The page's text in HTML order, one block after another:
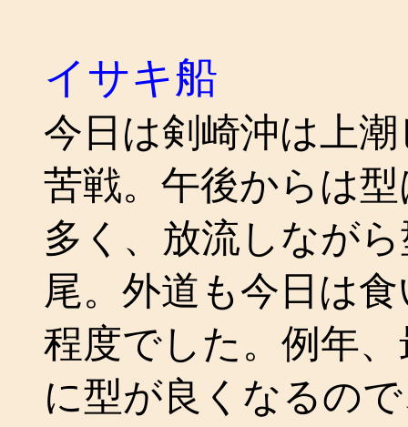
イサキ船
今日は剣崎沖は上
苦戦。午後からは
多く、放流しなが
尾。外道も今日は
程度でした。例年
に型が良くなるの